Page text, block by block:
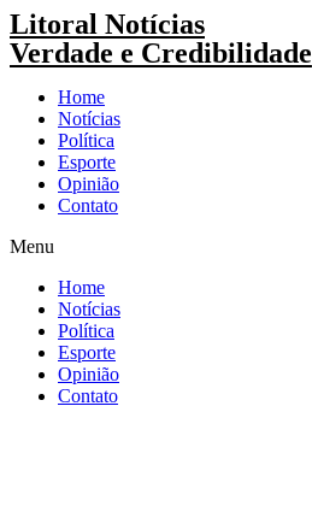
Pular
para
o
Litoral Notícias
Verdade e Credibilidade
Home
Notícias
Política
Esporte
Opinião
Contato
Menu
Home
Notícias
Política
Esporte
Opinião
Contato